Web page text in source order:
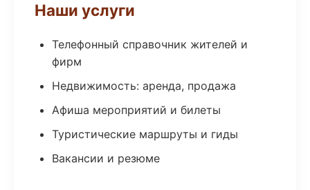
Наши услуги
Телефонный справочник жителей и
фирм
Недвижимость: аренда, продажа
Афиша мероприятий и билеты
Туристические маршруты и гиды
Вакансии и резюме